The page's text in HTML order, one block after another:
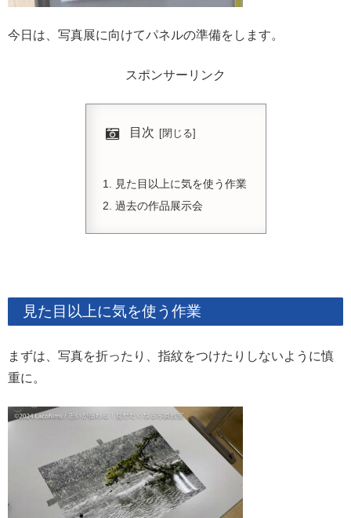
今日は、写真展に向けてパネルの準備をします。
スポンサーリンク
目次
見た目以上に気を使う作業
過去の作品展示会
見た目以上に気を使う作業
まずは、写真を折ったり、指紋をつけたりしないように慎
重に。